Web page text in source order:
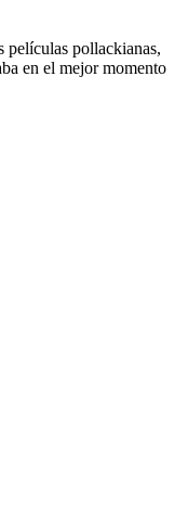
películas pollackianas,
en el mejor momento